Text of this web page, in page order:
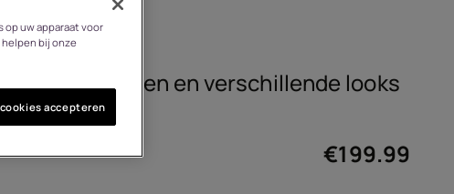
phones
en verschillende looks
€199.99
op uw apparaat voor
bij onze
accepteren